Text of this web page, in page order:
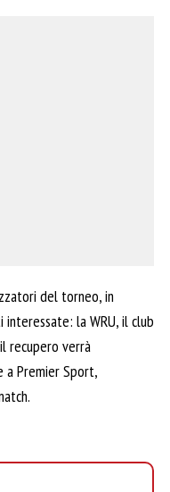
del torneo, in
la WRU, il club
recupero verrà
a Premier Sport,